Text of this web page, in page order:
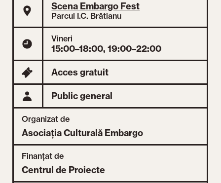
Scena Embargo Fest
Parcul I.C. Brătianu
Vineri
15:00–18:00, 19:00–22:00
Acces gratuit
Public general
Organizat de
Asociația Culturală Embargo
Finanțat de
Centrul de Proiecte